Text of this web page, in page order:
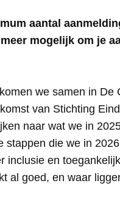
aantal
mogelijk om je
we samen in De
van Stichting
naar wat we in
stappen die we in
inclusie en
al goed, en waar